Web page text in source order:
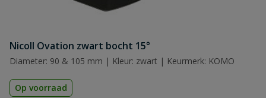
Nicoll Ovation zwart bocht 15°
Diameter: 90 & 105 mm | Kleur: zwart | Keurmerk: KOMO
Op voorraad